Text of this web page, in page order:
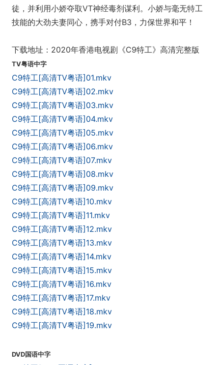
徒，并利用小娇夺取VT神经毒剂谋利。小娇与毫无特工
技能的大劲夫妻同心，携手对付B3，力保世界和平！
下载地址：2020年香港电视剧《C9特工》高清完整版
TV粤语中字
C9特工[高清TV粤语]01.mkv
C9特工[高清TV粤语]02.mkv
C9特工[高清TV粤语]03.mkv
C9特工[高清TV粤语]04.mkv
C9特工[高清TV粤语]05.mkv
C9特工[高清TV粤语]06.mkv
C9特工[高清TV粤语]07.mkv
C9特工[高清TV粤语]08.mkv
C9特工[高清TV粤语]09.mkv
C9特工[高清TV粤语]10.mkv
C9特工[高清TV粤语]11.mkv
C9特工[高清TV粤语]12.mkv
C9特工[高清TV粤语]13.mkv
C9特工[高清TV粤语]14.mkv
C9特工[高清TV粤语]15.mkv
C9特工[高清TV粤语]16.mkv
C9特工[高清TV粤语]17.mkv
C9特工[高清TV粤语]18.mkv
C9特工[高清TV粤语]19.mkv
DVD国语中字